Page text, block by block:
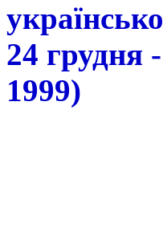
24 грудня
1999)